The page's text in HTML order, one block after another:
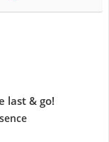
last & go!